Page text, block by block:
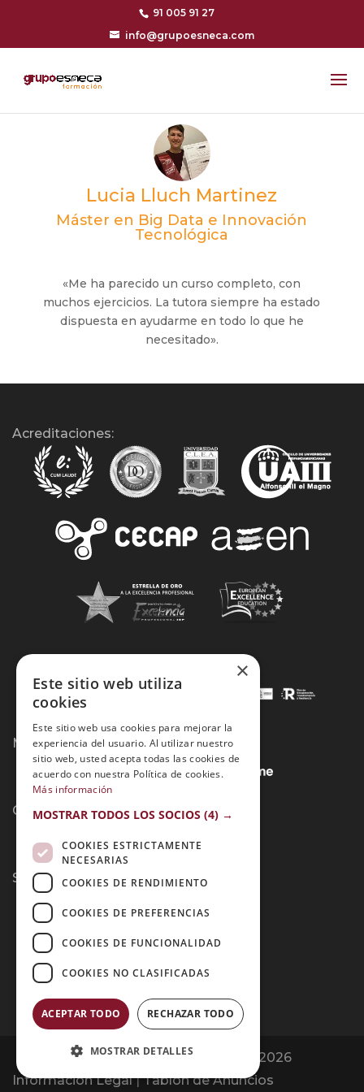
91 005 91 27
info@grupoesneca.com
Lucia Lluch Martinez
Máster en Big Data e Innovación
Tecnológica
«Me ha parecido un curso completo, con
muchos ejercicios. La tutora siempre ha estado
dispuesta en ayudarme en todo lo que he
necesitado».
Acreditaciones:
Métodos de Pago:
Contacto:
Síguenos:
Opiniones Grupo Esneca | Copyright 2026
Información Legal|Tablón de Anuncios
×
Este sitio web utiliza
cookies
Este sitio web usa cookies para mejorar la
experiencia del usuario. Al utilizar nuestro
sitio web, usted acepta todas las cookies de
acuerdo con nuestra Política de cookies.
Más información
MOSTRAR TODOS LOS SOCIOS (4) →
COOKIES ESTRICTAMENTE
NECESARIAS
COOKIES DE RENDIMIENTO
COOKIES DE PREFERENCIAS
COOKIES DE FUNCIONALIDAD
COOKIES NO CLASIFICADAS
ACEPTAR TODO RECHAZAR TODO
MOSTRAR DETALLES